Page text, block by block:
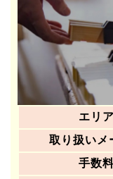
エリア
取り扱いメ
手数